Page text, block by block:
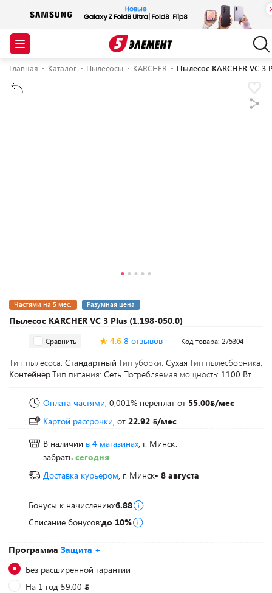
Главная Каталог Пылесосы KARCHER Пылесос KARCHER VC 3
Пылесос KARCHER VC 3 Plus (1.198-050.0)
Частями на 5 мес. Разумная цена
Программа Защита +
Без расширенной гарантии
На 1 год 59.00
Сравнить 4.6 8 отзывов Код товара: 275304
Тип пылесоса: Стандартный Тип уборки: Сухая Тип пылесборника:
КонтейнерТип питания: Сеть Потребляемая мощность: 1100 Вт
Оплата частями, 0,001% переплат от 55.00 /мес
Картой рассрочки, от 22.92
/мес
В наличии в 4 магазинах, г. Минск:
забрать сегодня
Доставка курьером, г. Минск- 8 августа
Бонусы к начислению:6.88
Списание бонусов:до 10%